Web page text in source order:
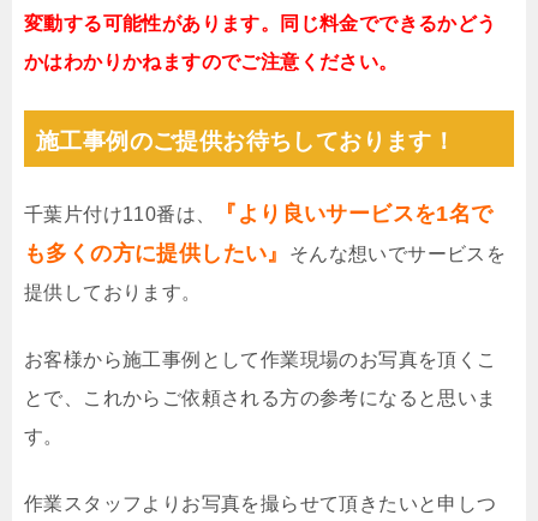
変動する可能性があります。同じ料金でできるかどう
かはわかりかねますのでご注意ください。
施工事例のご提供お待ちしております！
千葉片付け110番は、
『より良いサービスを1名で
も多くの方に提供したい』
そんな想いでサービスを
提供しております。
お客様から施工事例として作業現場のお写真を頂くこ
とで、これからご依頼される方の参考になると思いま
す。
作業スタッフよりお写真を撮らせて頂きたいと申しつ